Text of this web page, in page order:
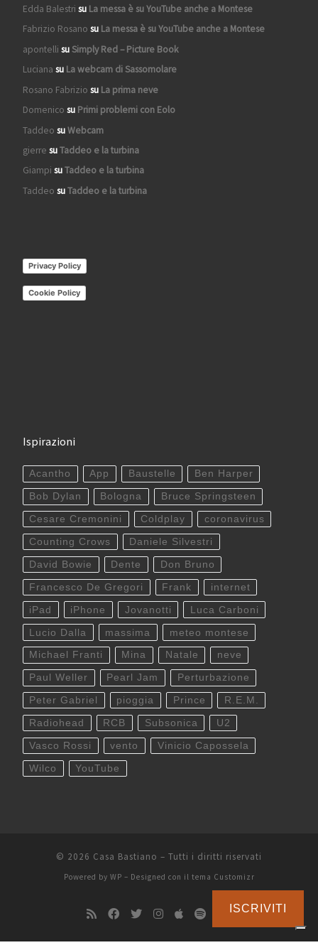
Edda Balestri su La messa è su YouTube anche a Montese
Fabrizio Rosano su La messa è su YouTube anche a Montese
apontelli suSimply Red – Picture Book
Luciana su La webcam di Sassomolare
Rosano Fabrizio su La prima neve
Domenico su Primi problemi con Eolo
Taddeo suWebcam
gierre suTaddeo e la turbina
Giampi suTaddeo e la turbina
Taddeo suTaddeo e la turbina
Privacy Policy
Cookie Policy
Ispirazioni
Acantho App Baustelle Ben Harper
Bob Dylan Bologna Bruce Springsteen
Cesare Cremonini Coldplay coronavirus
Counting Crows Daniele Silvestri
David Bowie Dente Don Bruno
Francesco De Gregori Frank internet
iPad iPhone Jovanotti Luca Carboni
Lucio Dalla massima meteo montese
Michael Franti Mina Natale neve
Paul Weller Pearl Jam Perturbazione
Peter Gabriel pioggia Prince R.E.M.
Radiohead RCB Subsonica U2
Vasco Rossi vento Vinicio Capossela
Wilco YouTube
© 2026 Casa Bastiano – Tutti i diritti riservati
Powered by WP – Designed con il tema Customizr
ISCRIVITI